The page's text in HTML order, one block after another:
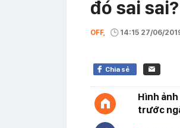
đó sai sai?
OFF, 14:15 27/06/
Chia sẻ
Hình
trước